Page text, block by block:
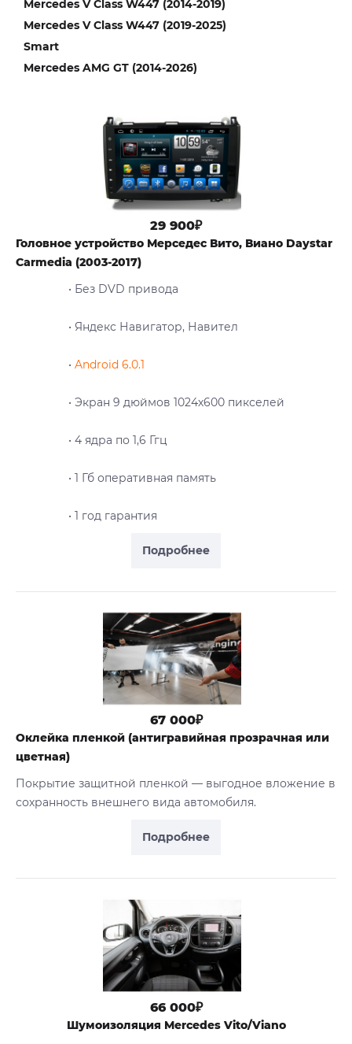
Mercedes AMG GT (2014-2026)
Mercedes V Class W447 (2014-2019)
Mercedes V Class W447 (2019-2025)
Smart
Подробнее
29 900₽
Головное устройство Мерседес Вито, Виано Daystar
Carmedia (2003-2017)
• Без DVD привода
• Яндекс Навигатор, Навител
• Android 6.0.1
• Экран 9 дюймов 1024х600 пикселей
• 4 ядра по 1,6 Ггц
• 1 Гб оперативная память
• 1 год гарантия
Подробнее
67 000₽
Оклейка пленкой (антигравийная прозрачная или
цветная)
Покрытие защитной пленкой — выгодное вложение в
сохранность внешнего вида автомобиля.
66 000₽
Шумоизоляция Mercedes Vito/Viano